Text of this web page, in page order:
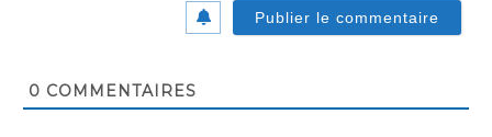
0 COMMENTAIRES